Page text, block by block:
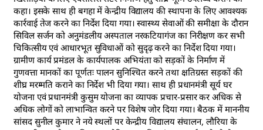
कहा। इसके साथ ही बगहा में केन्द्रीय विद्यालय की स्थापना के लिए आवश्यक
कार्रवाई तेज करने का निर्देश दिया गया। स्वास्थ्य सेवाओं की समीक्षा के दौरान
सिविल सर्जन को अनुमंडलीय अस्पताल नरकटियागंज का निरीक्षण कर सभी
चिकित्सीय एवं आधारभूत सुविधाओं को सुदृढ़ करने का निर्देश दिया गया।
ग्रामीण कार्य प्रमंडल के कार्यपालक अभियंता को सड़कों के निर्माण में
गुणवत्ता मानकों का पूर्णतः पालन सुनिश्चित करने तथा क्षतिग्रस्त सड़कों की
शीघ्र मरम्मति कराने का निर्देश भी दिया गया। साथ ही प्रधानमंत्री सूर्य घर
योजना एवं प्रधानमंत्री कुसुम योजना का व्यापक प्रचार-प्रसार कर अधिक से
अधिक लोगों को लाभान्वित करने पर विशेष जोर दिया गया। बैठक में माननीय
सांसद सुनील कुमार ने नये स्थलों पर केन्द्रीय विद्यालय संचालन, लौरिया के